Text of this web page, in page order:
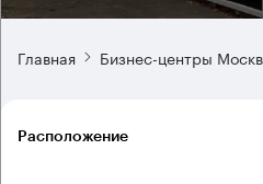
Главная Бизнес-центры
Расположение